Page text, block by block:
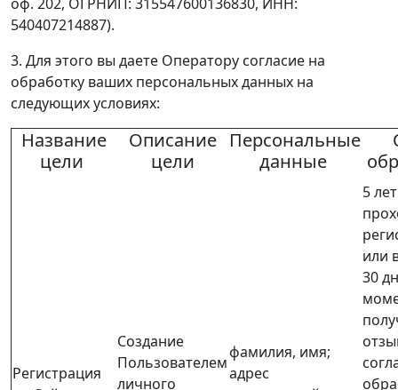
540407214887).
3. Для этого вы даете Оператору согласие на
обработку ваших персональных данных на
следующих условиях:
Название
цели
Описание
цели
Персональные
данные
Регистрация
Создание
Пользователем
личного
фамилия, имя;
адрес
5
или
30